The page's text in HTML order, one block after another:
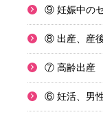
⑨ 妊娠中の
⑧ 出産、産
⑦ 高齢出産
⑥ 妊活、男